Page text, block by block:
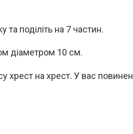
та поділіть на 7 частин.
діаметром 10 см.
хрест на хрест. У вас повинен